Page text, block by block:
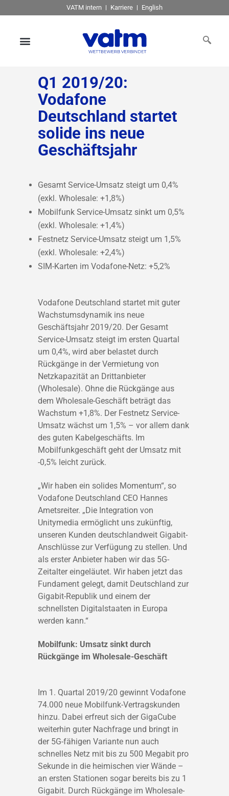
VATM intern Karriere English
Q1 2019/20:
Vodafone
Deutschland startet
solide ins neue
Geschäftsjahr
Gesamt Service-Umsatz steigt um 0,4%
(exkl. Wholesale: +1,8%)
Mobilfunk Service-Umsatz sinkt um 0,5%
(exkl. Wholesale: +1,4%)
Festnetz Service-Umsatz steigt um 1,5%
(exkl. Wholesale: +2,4%)
SIM-Karten im Vodafone-Netz: +5,2%
Vodafone Deutschland startet mit guter
Wachstumsdynamik ins neue
Geschäftsjahr 2019/20. Der Gesamt
Service-Umsatz steigt im ersten Quartal
um 0,4%, wird aber belastet durch
Rückgänge in der Vermietung von
Netzkapazität an Drittanbieter
(Wholesale). Ohne die Rückgänge aus
dem Wholesale-Geschäft beträgt das
Wachstum +1,8%. Der Festnetz Service-
Umsatz wächst um 1,5% – vor allem dank
des guten Kabelgeschäfts. Im
Mobilfunkgeschäft geht der Umsatz mit
-0,5% leicht zurück.
„Wir haben ein solides Momentum“, so
Vodafone Deutschland CEO Hannes
Ametsreiter. „Die Integration von
Unitymedia ermöglicht uns zukünftig,
unseren Kunden deutschlandweit Gigabit-
Anschlüsse zur Verfügung zu stellen. Und
als erster Anbieter haben wir das 5G-
Zeitalter eingeläutet. Wir haben jetzt das
Fundament gelegt, damit Deutschland zur
Gigabit-Republik und einem der
schnellsten Digitalstaaten in Europa
werden kann.“
Mobilfunk: Umsatz sinkt durch
Rückgänge im Wholesale-Geschäft
Im 1. Quartal 2019/20 gewinnt Vodafone
74.000 neue Mobilfunk-Vertragskunden
hinzu. Dabei erfreut sich der GigaCube
weiterhin guter Nachfrage und bringt in
der 5G-fähigen Variante nun auch
schnelles Netz mit bis zu 500 Megabit pro
Sekunde in die heimischen vier Wände –
an ersten Stationen sogar bereits bis zu 1
Gigabit. Durch Rückgänge im Wholesale-